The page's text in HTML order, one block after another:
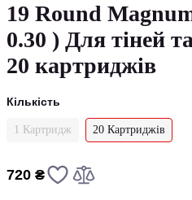
19 Round
0.30 ) Для тіней
20 картриджів
Кількість
1 Картридж 20 Картриджів
720 ₴